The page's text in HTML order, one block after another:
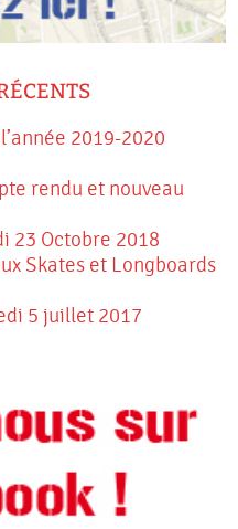
2019-2020
rendu et nouveau
23 Octobre 2018
Skates et Longboards
5 juillet 2017